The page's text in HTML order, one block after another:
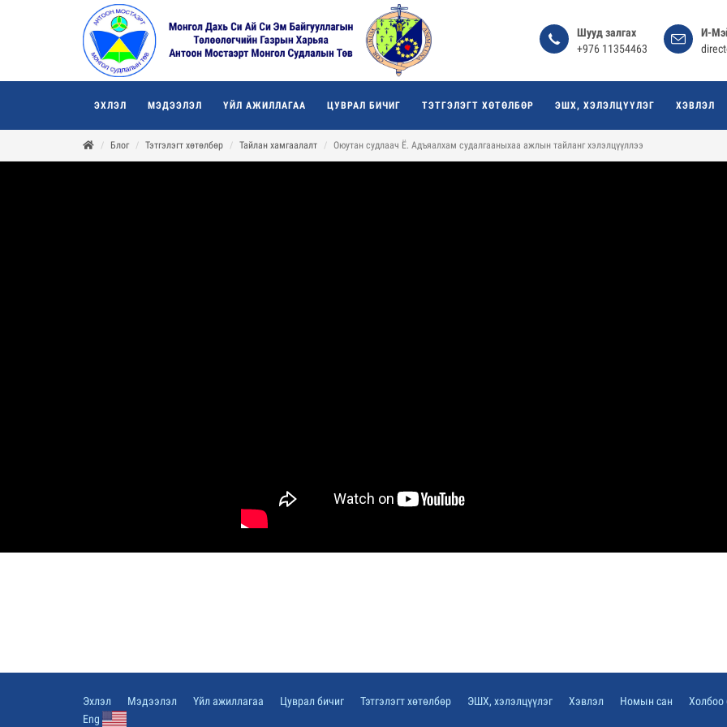
Шууд залгах
+976 11354463
И-
ЭХЛЭЛ МЭДЭЭЛЭЛ ҮЙЛ АЖИЛЛАГАА ЦУВРАЛ БИЧИГ ТЭТГЭЛЭГТ ХӨТӨЛБӨР ЭШХ, ХЭЛЭЛЦҮҮЛЭГ ХЭВЛЭЛ
Блог Тэтгэлэгт хөтөлбөр Тайлан хамгаалалт Оюутан судлаач Ё. Адъяалхам судалгааныхаа ажлын тайланг хэлэлцүүллээ
Эхлэл Мэдээлэл Үйл ажиллагаа Цуврал бичиг Тэтгэлэгт хөтөлбөр ЭШХ, хэлэлцүүлэг Хэвлэл Номын сан
Холбоо
Eng